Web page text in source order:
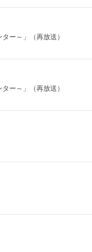
ー～」（再放送）
ー～」（再放送）